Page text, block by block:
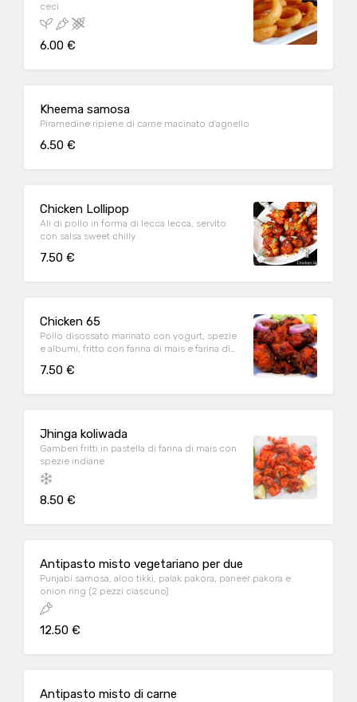
ceci
6.00 €
Kheema samosa
Piramedine ripiene di carne macinato d'agnello
6.50 €
Chicken Lollipop
Ali di pollo in forma di lecca lecca, servito
con salsa sweet chilly
7.50 €
Chicken 65
Pollo disossato marinato con yogurt, spezie
e albumi, fritto con farina di mais e farina di
7.50 €
Jhinga koliwada
Gamberi fritti in pastella di farina di mais con
spezie indiane
8.50 €
Antipasto misto vegetariano per due
Punjabi samosa, aloo tikki, palak pakora, paneer pakora e
onion ring (2 pezzi ciascuno)
12.50 €
Antipasto misto di carne